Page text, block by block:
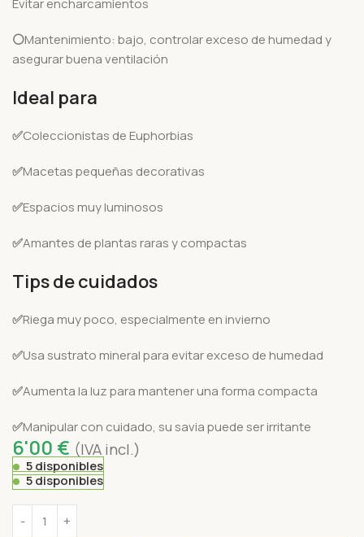
Evitar encharcamientos
⚪Mantenimiento: bajo, controlar exceso de humedad y
asegurar buena ventilación
Ideal para
✅Coleccionistas de Euphorbias
✅Macetas pequeñas decorativas
✅Espacios muy luminosos
✅Amantes de plantas raras y compactas
Tips de cuidados
✅Riega muy poco, especialmente en invierno
✅Usa sustrato mineral para evitar exceso de humedad
✅Aumenta la luz para mantener una forma compacta
✅Manipular con cuidado, su savia puede ser irritante
6'00 € (IVA incl.)
5 disponibles
5 disponibles